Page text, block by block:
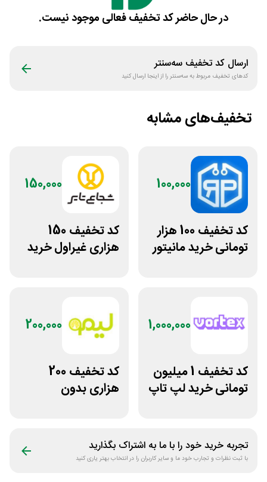
در حال حاضر کد تخفیف فعالی موجود نیست.
ارسال کد تخفیف سه‌سنتر
کدهای تخفیف مربوط بهسه‌سنتررا از اینجا ارسال کنید
تخفیف‌های مشابه
100,000
کد تخفیف 100 هزار
تومانی خرید مانیتور
150,000
کد تخفیف 150
هزاری غیراول خرید
1,000,000
کد تخفیف 1 میلیون
تومانی خرید لپ تاپ
200,000
کد تخفیف 200
هزاری بدون
تجربه خرید خود را با ما به اشتراک بگذارید
با ثبت نظرات و تجارب خود ما و سایر کاربران را در انتخاب بهتر یاری کنید